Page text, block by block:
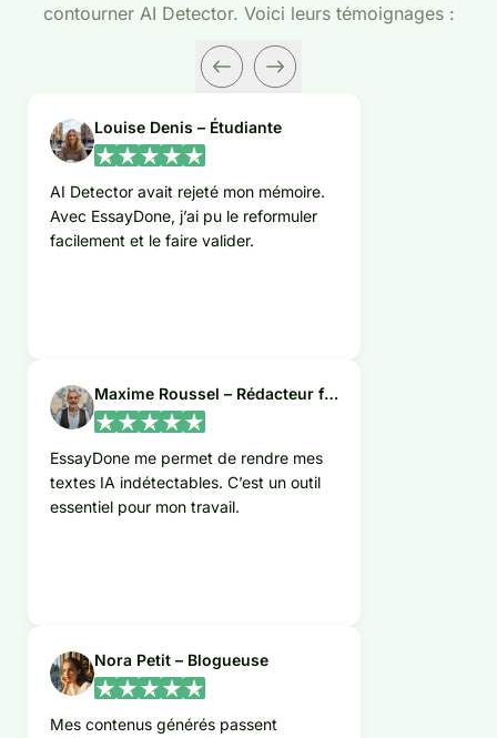
contourner AI Detector. Voici leurs témoignages :
Louise Denis – Étudiante
AI Detector avait rejeté mon mémoire.
Avec EssayDone, j’ai pu le reformuler
facilement et le faire valider.
Maxime Roussel – Rédacteur freelance
EssayDone me permet de rendre mes
textes IA indétectables. C’est un outil
essentiel pour mon travail.
Nora Petit – Blogueuse
Mes contenus générés passent